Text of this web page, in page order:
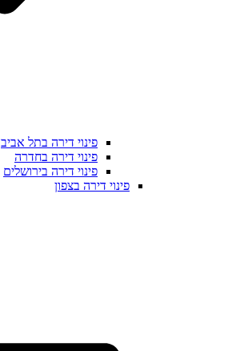
פינוי דירה בתל אביב
פינוי דירה בחדרה
פינוי דירה בירושלים
פינוי דירה בצפון